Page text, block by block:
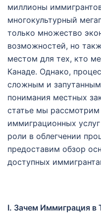
миллионы
многокультурный
только множество
возможностей, но
местом для тех, кто
Канаде. Однако,
сложным и
понимания местных
статье мы рассмотрим
иммиграционных
роли в облегчении
предоставим обзор
доступных
I. Зачем Иммиграция в